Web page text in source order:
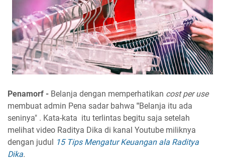
Penamorf - Belanja dengan memperhatikan cost per use
membuat admin Pena sadar bahwa "Belanja itu ada
seninya" . Kata-kata itu terlintas begitu saja setelah
melihat video Raditya Dika di kanal Youtube miliknya
dengan judul 15 Tips Mengatur Keuangan ala Raditya
Dika.